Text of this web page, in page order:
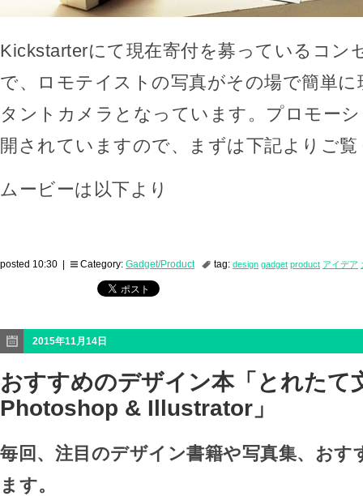
Kickstarterにて現在寄付を募っているコン
で、ロモテイストの写真がその場で簡単
タントカメラとなっています。プロモー
開されていますので、まずは下記よりご
ムービーは以下より
posted 10:30 | Category: Gadget/Product tag: design gadget product アイデア
2015年11月14日
おすすめのデザイン本「とれたて
Photoshop & Illustrator」
毎回、注目のデザイン書籍や写真集、おす
ます。